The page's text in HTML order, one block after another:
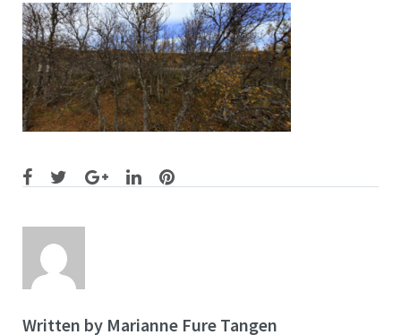
Facebook
TwitterGoogle+
LinkedInPinterest
Written by Marianne Fure Tangen